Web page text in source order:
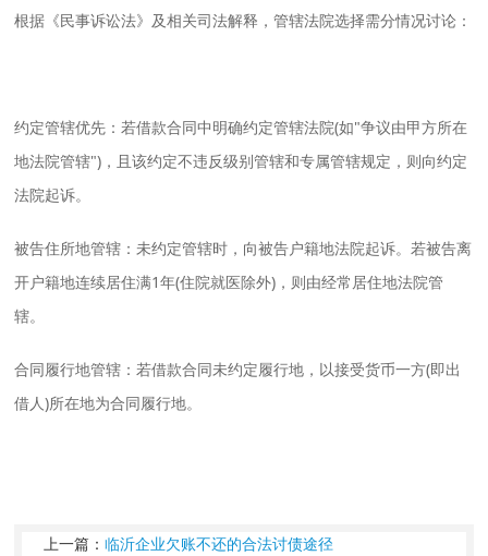
根据《民事诉讼法》及相关司法解释，管辖法院选择需分情况讨论：
‌约定管辖优先‌：若借款合同中明确约定管辖法院(如"争议由甲方所在
地法院管辖")，且该约定不违反级别管辖和专属管辖规定，则向约定
法院起诉‌。
‌被告住所地管辖‌：未约定管辖时，向被告户籍地法院起诉。若被告离
开户籍地连续居住满1年(住院就医除外)，则由经常居住地法院管
辖‌。
‌合同履行地管辖‌：若借款合同未约定履行地，以接受货币一方(即出
借人)所在地为合同履行地‌。
上一篇：临沂企业欠账不还的合法讨债途径